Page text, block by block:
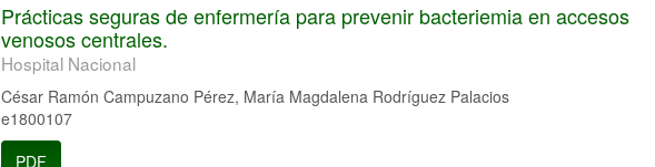
Prácticas seguras de enfermería para prevenir bacteriemia en accesos
venosos centrales.
Hospital Nacional
César Ramón Campuzano Pérez, María Magdalena Rodríguez Palacios
e1800107
PDF